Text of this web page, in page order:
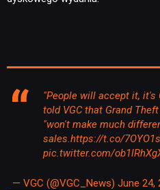
"People will accept it, it's
told VGC that Grand
"won't make much
sales.https://t.co/
pic.twitter.com/
— VGC (@VGC_News) June 24,